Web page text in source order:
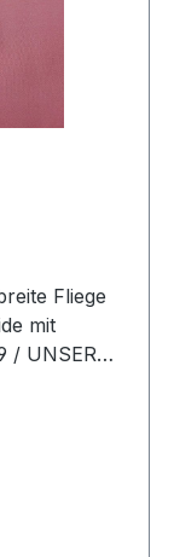
Fliege
mit
/ UNSER